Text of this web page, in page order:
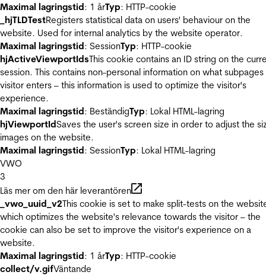
Maximal lagringstid: 1 årTyp: HTTP-cookie
_hjTLDTestRegisters statistical data on users' behaviour on the
website. Used for internal analytics by the website operator.
Maximal lagringstid: SessionTyp: HTTP-cookie
hjActiveViewportIdsThis cookie contains an ID string on the
session. This contains non-personal information on what
visitor enters – this information is used to optimize the visitor's
experience.
Maximal lagringstid: BeständigTyp: Lokal HTML-lagring
hjViewportIdSaves the user's screen size in order to adjust the
images on the website.
Maximal lagringstid: SessionTyp: Lokal HTML-lagring
VWO
3
Läs mer om den här leverantören
_vwo_uuid_v2This cookie is set to make split-tests on the
which optimizes the website's relevance towards the visitor – the
cookie can also be set to improve the visitor's experience on a
website.
Maximal lagringstid: 1 årTyp: HTTP-cookie
collect/v.gifVäntande